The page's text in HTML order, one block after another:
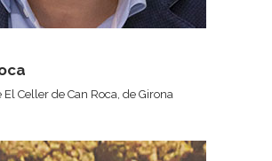
Celler de Can Roca, de Girona